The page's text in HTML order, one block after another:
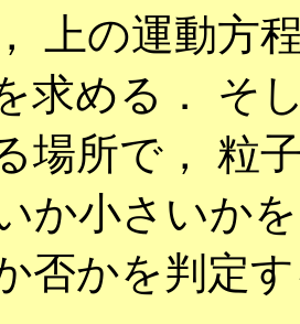
上の運動方
求める． そ
場所で， 粒
か小さいか
否かを判定